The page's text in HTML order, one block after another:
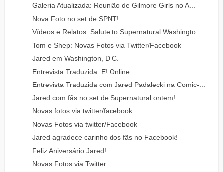
Galeria Atualizada: Reunião de Gilmore Girls no A...
Nova Foto no set de SPNT!
Vídeos e Relatos: Salute to Supernatural Washingto...
Tom e Shep: Novas Fotos via Twitter/Facebook
Jared em Washington, D.C.
Entrevista Traduzida: E! Online
Entrevista Traduzida com Jared Padalecki na Comic-...
Jared com fãs no set de Supernatural ontem!
Novas fotos via twitter/facebook
Novas Fotos via twitter/Facebook
Jared agradece carinho dos fãs no Facebook!
Feliz Aniversário Jared!
Novas Fotos via Twitter